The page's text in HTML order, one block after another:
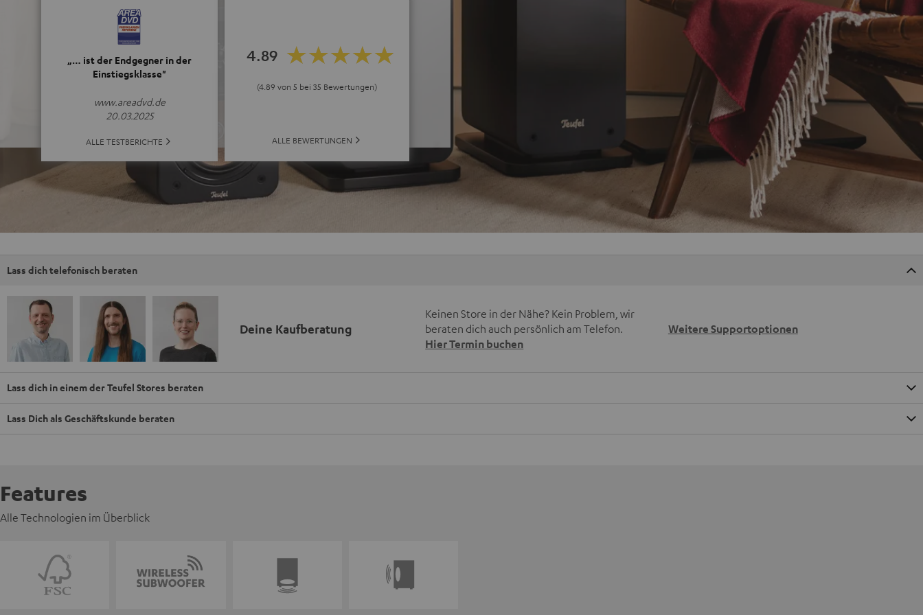
„… ist der Endgegner in der
Einstiegsklasse"
www.areadvd.de
20.03.2025
ALLE TESTBERICHTE
4.89
(4.89 von 5 bei 35 Bewertungen)
ALLE BEWERTUNGEN
Lass dich telefonisch beraten
Deine Kaufberatung
Keinen Store in der Nähe? Kein Problem, wir
beraten dich auch persönlich am Telefon.
Hier Termin buchen
Weitere Supportoptionen
Lass dich in einem der Teufel Stores beraten
Lass Dich als Geschäftskunde beraten
Features
Alle Technologien im Überblick